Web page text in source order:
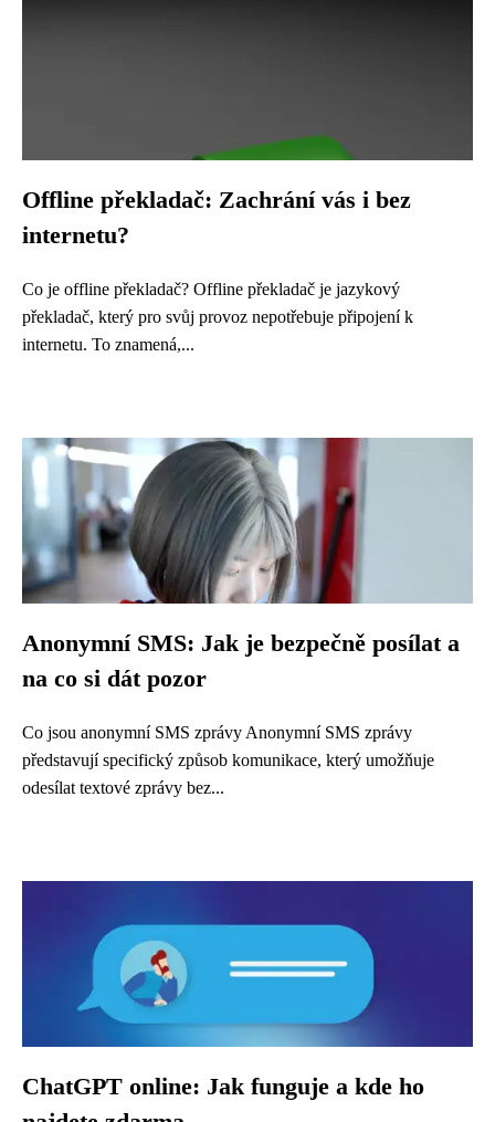
Offline překladač: Zachrání vás i bez
internetu?
Co je offline překladač? Offline překladač je jazykový
překladač, který pro svůj provoz nepotřebuje připojení k
internetu. To znamená,...
Anonymní SMS: Jak je bezpečně posílat a
na co si dát pozor
Co jsou anonymní SMS zprávy Anonymní SMS zprávy
představují specifický způsob komunikace, který umožňuje
odesílat textové zprávy bez...
ChatGPT online: Jak funguje a kde ho